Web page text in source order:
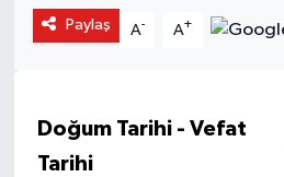
Paylaş A- A+
Doğum Tarihi - Vefat
Tarihi
Son Dakika Haberleri